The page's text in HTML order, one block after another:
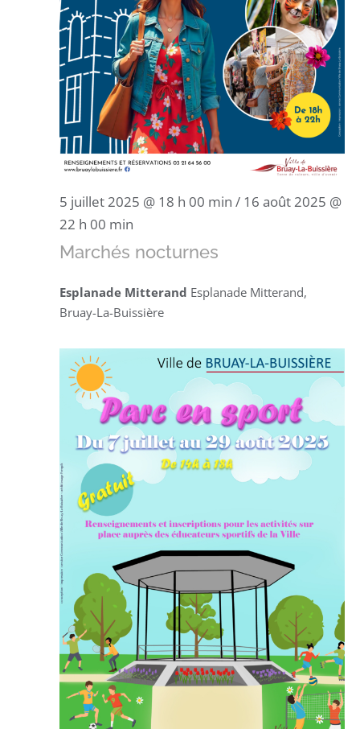
5 juillet 2025 @ 18 h 00 min / 16 août 2025 @
22 h 00 min
Marchés nocturnes
Esplanade Mitterand Esplanade Mitterand,
Bruay-La-Buissière